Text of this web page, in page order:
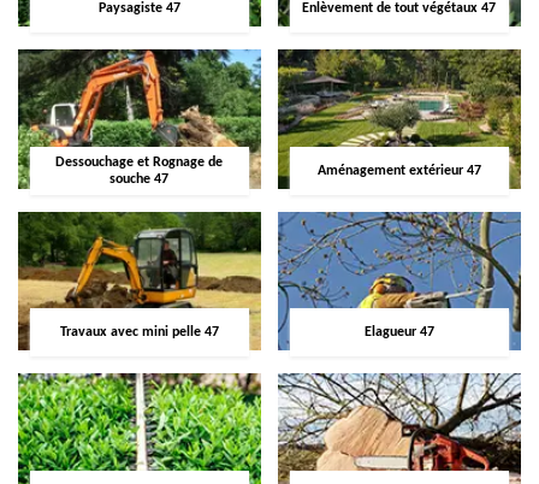
Paysagiste 47 Enlèvement de tout végétaux 47
Dessouchage et Rognage de
souche 47
Aménagement extérieur 47
Travaux avec mini pelle 47 Elagueur 47